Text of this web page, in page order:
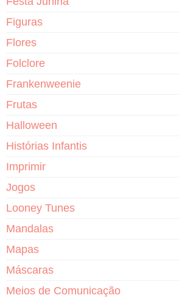
Figuras
Flores
Folclore
Frankenweenie
Frutas
Halloween
Histórias Infantis
Imprimir
Jogos
Looney Tunes
Mandalas
Mapas
Máscaras
Meios de Comunicação